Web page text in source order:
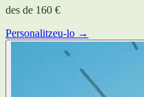
des de 160 €
Personalitzeu-lo →